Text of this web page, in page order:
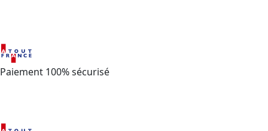
Paiement 100% sécurisé